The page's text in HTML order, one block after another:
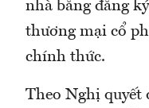
nhà băng đăng
thương mại cổ
chính thức.
Theo Nghị quyết